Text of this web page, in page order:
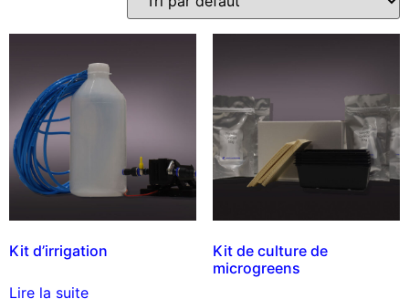
Kit d’irrigation
Lire la suite
Kit de culture de
microgreens